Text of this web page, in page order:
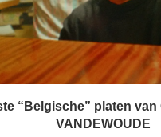
“Belgische” platen van
VANDEWOUDE